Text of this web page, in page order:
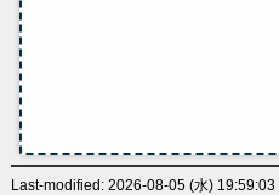
Last-modified: 2026-08-05 (水) 19:59:03